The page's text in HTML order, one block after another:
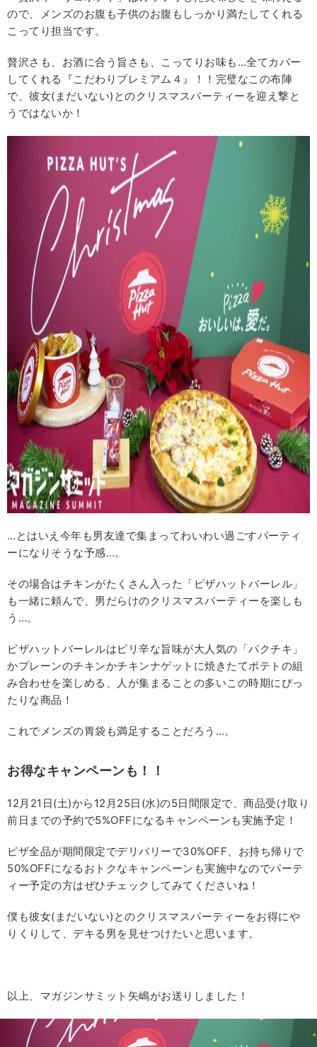
ので、メンズのお腹も子供のお腹もしっかり満たしてくれる
こってり担当です。
贅沢さも、お酒に合う旨さも、こってりお味も…全てカバー
してくれる『こだわりプレミアム４』！！完璧なこの布陣
で、彼女(まだいない)とのクリスマスパーティーを迎え撃と
うではないか！
…とはいえ今年も男友達で集まってわいわい過ごすパーティ
ーになりそうな予感…。
その場合はチキンがたくさん入った「ピザハットバーレル」
も一緒に頼んで、男だらけのクリスマスパーティーを楽しも
う…。
ピザハットバーレルはピリ辛な旨味が大人気の「パクチキ」
かプレーンのチキンかチキンナゲットに焼きたてポテトの組
み合わせを楽しめる、人が集まることの多いこの時期にぴっ
たりな商品！
これでメンズの胃袋も満足することだろう…。
お得なキャンペーンも！！
12月21日(土)から12月25日(水)の5日間限定で、商品受け取り
前日までの予約で5%OFFになるキャンペーンも実施予定！
ピザ全品が期間限定でデリバリーで30%OFF、お持ち帰りで
50%OFFになるおトクなキャンペーンも実施中なのでパーテ
ィー予定の方はぜひチェックしてみてくださいね！
僕も彼女(まだいない)とのクリスマスパーティーをお得にや
りくりして、デキる男を見せつけたいと思います。
以上、マガジンサミット矢嶋がお送りしました！